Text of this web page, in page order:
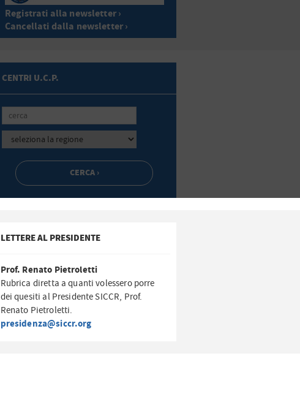
Registrati alla newsletter ›
Cancellati dalla newsletter ›
CENTRI U.C.P.
LETTERE AL PRESIDENTE
Prof. Renato Pietroletti
Rubrica diretta a quanti volessero porre
dei quesiti al Presidente SICCR, Prof.
Renato Pietroletti.
presidenza@siccr.org